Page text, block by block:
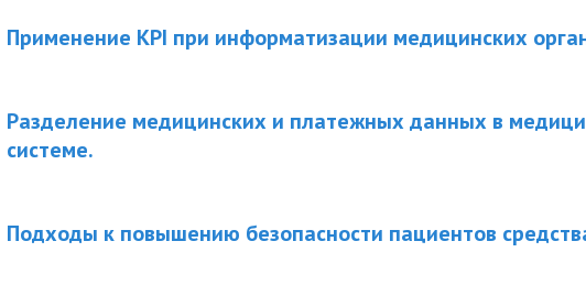
Применение KPI при информатизации медицинских
Разделение медицинских и платежных данных в
системе.
Подходы к повышению безопасности пациентов